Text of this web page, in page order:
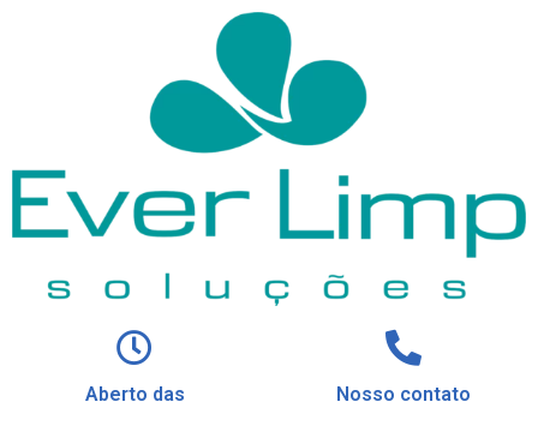
Aberto das
Nosso contato